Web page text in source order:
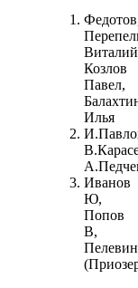
Козлов
Павел,
Илья
Иванов
Ю,
Попов
В,